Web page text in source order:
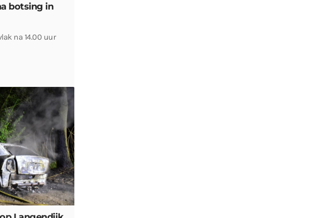
botsing in
na 14.00 uur